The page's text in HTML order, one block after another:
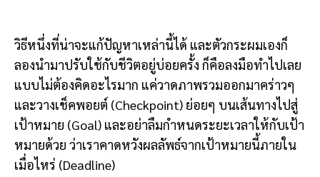
วิธีหนึ่งที่น่าจะแก้ปัญหาเหล่านี้ได้ และตัวกระผมเองก็
ลองนำมาปรับใช้กับชีวิตอยู่บ่อยครั้ง ก็คือลงมือทำไปเลย
แบบไม่ต้องคิดอะไรมาก แค่วาดภาพรวมออกมาคร่าวๆ
และวางเช็คพอยต์ (Checkpoint) ย่อยๆ บนเส้นทางไปสู่
เป้าหมาย (Goal) และอย่าลืมกำหนดระยะเวลาให้กับเป้า
หมายด้วย ว่าเราคาดหวังผลลัพธ์จากเป้าหมายนี้ภายใน
เมื่อไหร่ (Deadline)